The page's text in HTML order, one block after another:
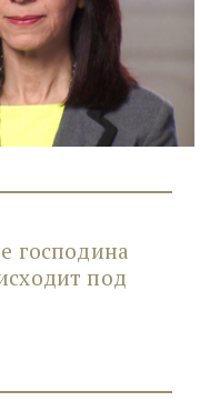
господина
под